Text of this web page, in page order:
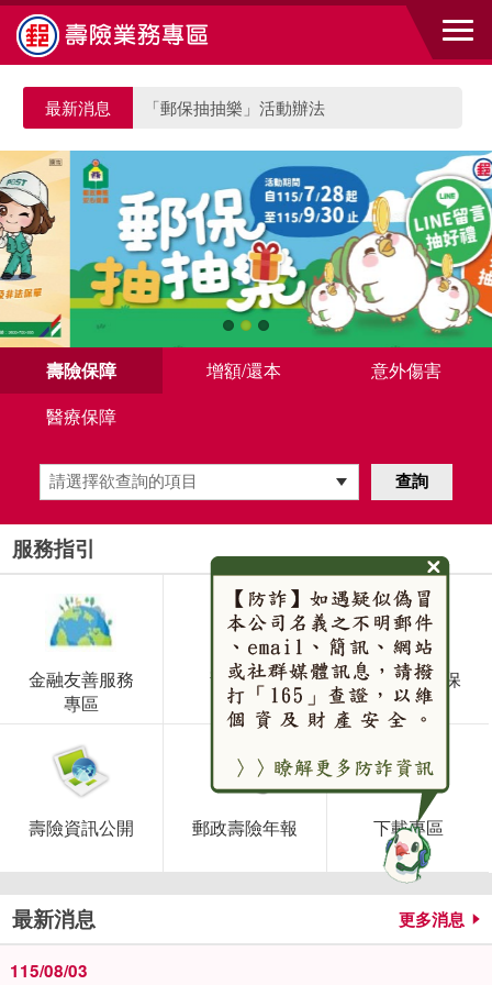
跳到主要內容區塊
最新消息
「郵保抽抽樂」活動辦法
「郵保抽抽樂」活動辦法
壽險保障 增額/還本
意外傷害
醫療保障
服務指引
金融友善服務
專區
預約投保
保戶服務及保
單借款
壽險資訊公開 郵政壽險年報 下載專區
最新消息 更多消息
115/08/03